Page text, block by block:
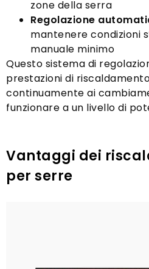
zone della serra
Regolazione
mantenere condizioni
manuale minimo
Questo sistema di
prestazioni di
continuamente ai
funzionare a un livello di
Vantaggi dei
per serre